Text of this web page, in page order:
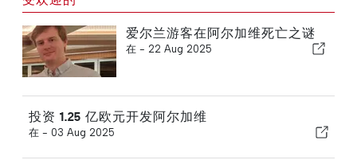
爱尔兰游客在阿尔加维死亡之谜
在 - 22 Aug 2025
投资 1.25 亿欧元开发阿尔加维
在 - 03 Aug 2025